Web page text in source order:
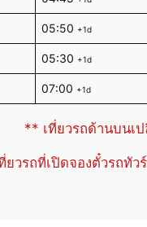
05:50 +1d
05:30 +1d
07:00 +1d
** เที่ยวรถด้านบนเ
ยวรถที่เปิดจองตั๋วรถ